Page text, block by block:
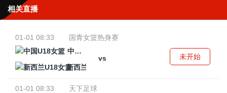
相关直播
01-01 08:33
国青女篮热身赛
中国U18女篮
vs
新西兰U18女篮
未开始
01-01 08:33 天下足球